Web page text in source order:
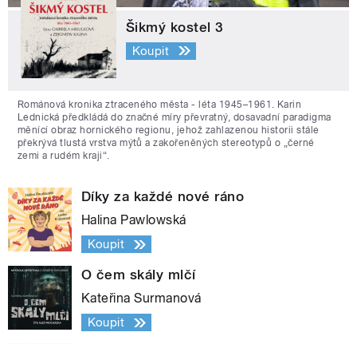
Šikmý kostel 3
Koupit
Románová kronika ztraceného města - léta 1945–1961. Karin
Lednická předkládá do značné míry převratný, dosavadní paradigma
měnící obraz hornického regionu, jehož zahlazenou historii stále
překrývá tlustá vrstva mýtů a zakořeněných stereotypů o „černé
zemi a rudém kraji“.
Díky za každé nové ráno
Halina Pawlowská
Koupit
O čem skály mlčí
Kateřina Surmanová
Koupit